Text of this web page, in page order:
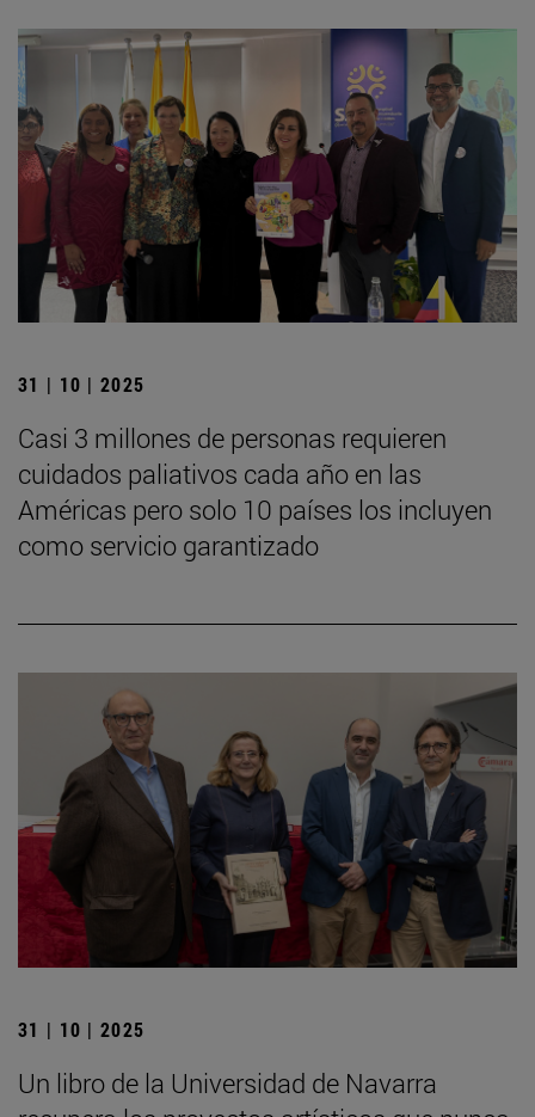
31 | 10 | 2025
Casi 3 millones de personas requieren
cuidados paliativos cada año en las
Américas pero solo 10 países los incluyen
como servicio garantizado
31 | 10 | 2025
Un libro de la Universidad de Navarra